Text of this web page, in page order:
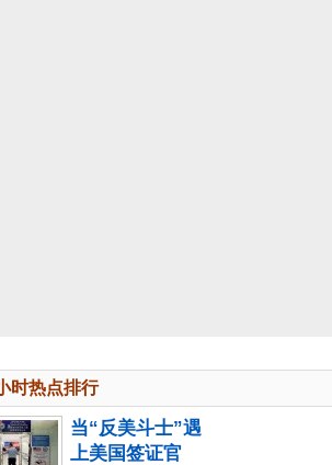
时热点排行
当“反美斗士”遇
上美国签证官